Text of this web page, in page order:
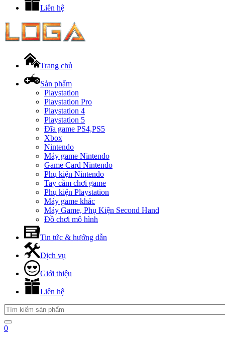
Liên hệ
Trang chủ
Sản phẩm
Playstation
Playstation Pro
Playstation 4
Playstation 5
Đĩa game PS4,PS5
Xbox
Nintendo
Máy game Nintendo
Game Card Nintendo
Phụ kiện Nintendo
Tay cầm chơi game
Phụ kiện Playstation
Máy game khác
Máy Game, Phụ Kiện Second Hand
Đồ chơi mô hình
Tin tức & hướng dẫn
Dịch vụ
Giới thiệu
Liên hệ
0